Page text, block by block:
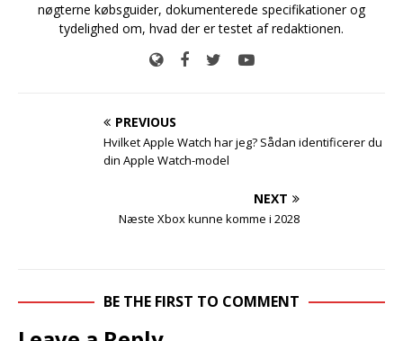
nøgterne købsguider, dokumenterede specifikationer og
tydelighed om, hvad der er testet af redaktionen.
PREVIOUS
Hvilket Apple Watch har jeg? Sådan identificerer du
din Apple Watch-model
NEXT
Næste Xbox kunne komme i 2028
BE THE FIRST TO COMMENT